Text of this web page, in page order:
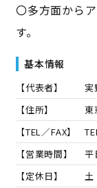
〇多方面から
す。
基本情報
【代表者】 実
【住所】
【TEL／FAX】
【営業時間】
平
【定休日】
土